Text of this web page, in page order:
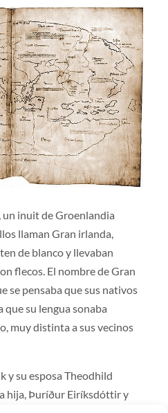
un inuit de Groenlandia
llaman Gran irlanda,
de blanco y llevaban
flecos. El nombre de Gran
se pensaba que sus nativos
que su lengua sonaba
muy distinta a sus vecinos
y su esposa Theodhild
hija, Þuríður Eiríksdóttir y